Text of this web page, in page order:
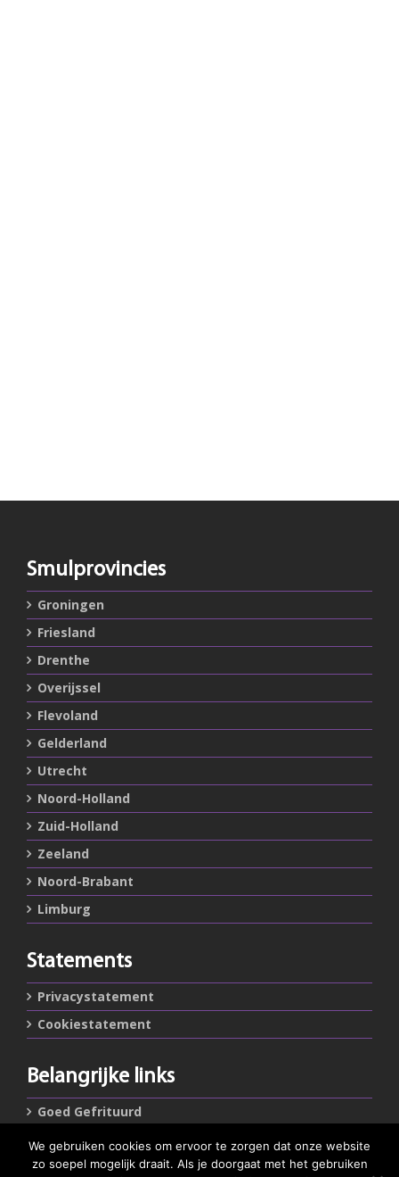
Smulprovincies
Groningen
Friesland
Drenthe
Overijssel
Flevoland
Gelderland
Utrecht
Noord-Holland
Zuid-Holland
Zeeland
Noord-Brabant
Limburg
Statements
Privacystatement
Cookiestatement
Belangrijke links
Goed Gefrituurd
Met Goud Bekroond
ProFri
We gebruiken cookies om ervoor te zorgen dat onze website
zo soepel mogelijk draait. Als je doorgaat met het gebruiken